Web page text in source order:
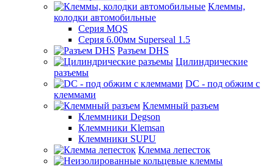
Клеммы,
колодки автомобильные
Серия MQS
Серия 6.00мм Superseal 1.5
Разъем DHS
Цилиндрические
разъемы
DC - под обжим с
клеммами
Клеммный разъем
Клеммники Degson
Клеммники Klemsan
Клеммники SUPU
Клемма лепесток